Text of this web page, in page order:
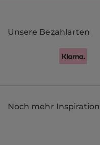
Unsere Bezahlarten
Noch mehr Inspiration